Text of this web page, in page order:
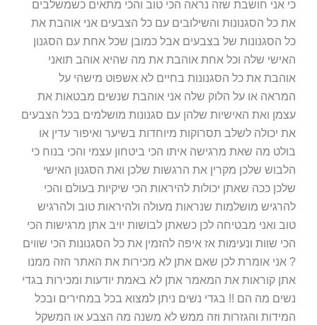
כי אני חושבת שזה נראה הכי טוב והכי מתאים כשמשלבים
את כל הסגנונות והשילובים עם כל הצבעים אני אוהבת את
כל הסגנונות של בצבעים אבל כמובן שכל אחת עם הסגנון
האישי שלה וכל אחת אוהבת את מה שהיא אוהב תואני
אוהבת את כל הסגנונות בחיים לא אשפוט מישהי על
המראה או על הלוק שלה אני אוהבת שנשים מבטאות את
עצמן ואת האישיות שלהן עם סגנונות מושלמים בכל הצבעים
את יכולה לשלב תסרוקות מיוחדות בשיער ואיפור עדין או
בולט מה שאת מרגישה איתו הכי ביטחון עצמי והכי בנוח כי
הלבוש שלכן מקרין את הרגשות שלכן ואת הסגנון האישי
שלכן ככה שאתן יכולות להיראות הכי שיקיות בעולם והכי
להרגיש מושלמות שנראות מעולה ולהיראות טוב ולהרגיש
טוב ואני מבטיחה לכן כשאתן לבושות יויב אתן מרגישות הכי
הכי שוות ונעימות אז איפה להזמין את כל הסגנונות הכי שווים
? אני אומרת לכן שאם אתן לא מכירות את האתר הזה ממנו
אתן קוראות את המאמר אתן לא באמת יודעות ומכירות בגדי
נשים מה הם !! בגדי נשים ניתן למצוא בכל במחירים ובכל
המידות והגזרות וזה ממש לא משנה מה הצבע או המשקל